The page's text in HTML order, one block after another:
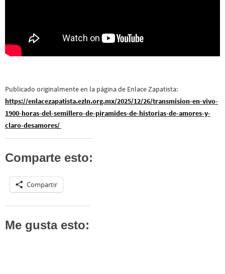
Publicado originalmente en la página de Enlace Zapatista:
https://enlacezapatista.ezln.org.mx/2025/12/26/transmision-en-vivo-
1900-horas-del-semillero-de-piramides-de-historias-de-amores-y-
claro-desamores/
Comparte esto:
Compartir
Me gusta esto: